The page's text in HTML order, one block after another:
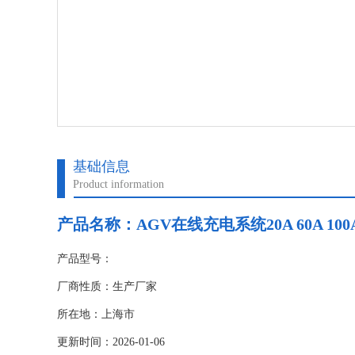
基础信息
Product information
产品名称： AGV在线充电系统20A 60A
产品型号：
厂商性质：生产厂家
所在地：上海市
更新时间：2026-01-06